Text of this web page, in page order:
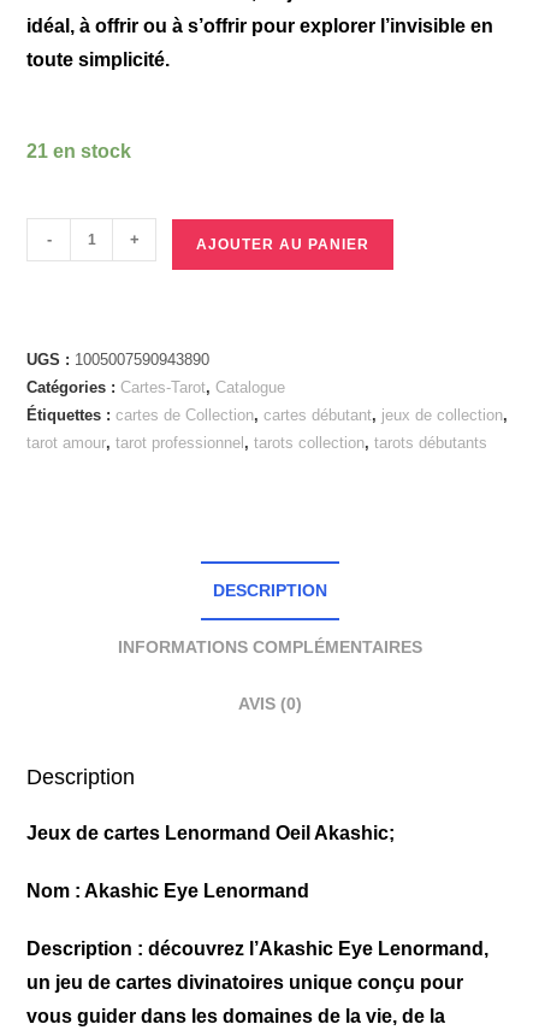
idéal, à offrir ou à s’offrir pour explorer l’invisible en
toute simplicité.
21 en stock
- + AJOUTER AU PANIER
UGS : 1005007590943890
Catégories :Cartes-Tarot,Catalogue
Étiquettes :cartes de Collection,cartes débutant, jeux de collection,
tarot amour,tarot professionnel ,tarots collection,tarots débutants
DESCRIPTION
INFORMATIONS COMPLÉMENTAIRES
AVIS (0)
Description
Jeux de cartes Lenormand Oeil Akashic;
Nom : Akashic Eye Lenormand
Description : découvrez l’Akashic Eye Lenormand,
un jeu de cartes divinatoires unique conçu pour
vous guider dans les domaines de la vie, de la